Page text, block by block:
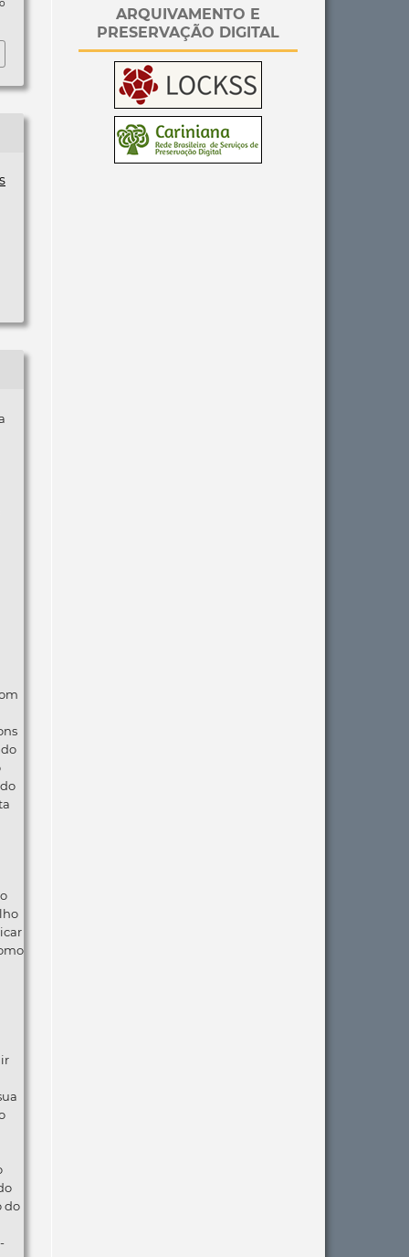
do
ARQUIVAMENTO E
PRESERVAÇÃO DIGITAL